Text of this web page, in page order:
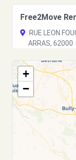
Free2Move
RUE LEON
ARRAS, 62000
Voir l'agence
Free2Move
MERCIER -
33 RUE DU
LIEVIN, 62800
Voir l'agence
+
−